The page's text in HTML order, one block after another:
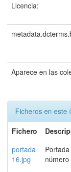
Licencia:
Aparece en las
Ficheros en este
Fichero
portada
16.jpg
número